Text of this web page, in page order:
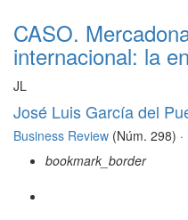
CASO.
internacional: la
JL
José Luis García del
Business Review (Núm. 298) ·
bookmark_border